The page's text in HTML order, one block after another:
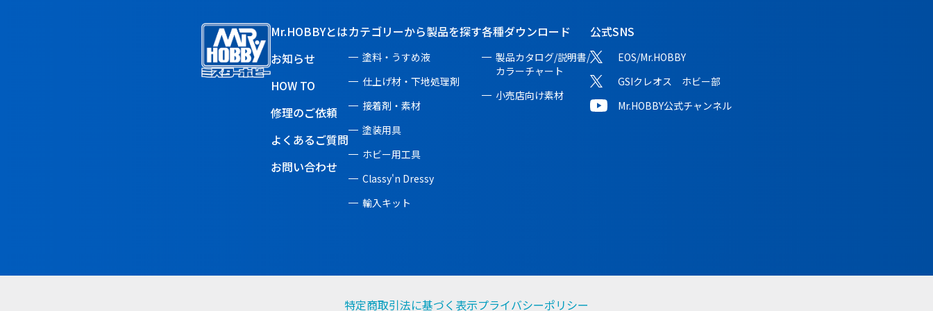
Mr.HOBBYとは
お知らせ
HOW TO
修理のご依頼
よくあるご質問
お問い合わせ
カテゴリーから製品を探す
塗料・うすめ液
仕上げ材・下地処理剤
接着剤・素材
塗装用具
ホビー用工具
Classy'n Dressy
輸入キット
各種ダウンロード
製品カタログ/説明書/
カラーチャート
小売店向け素材
公式SNS
EOS/Mr.HOBBY
GSIクレオス ホビー部
Mr.HOBBY公式チャンネル
特定商取引法に基づく表示プライバシーポリシー